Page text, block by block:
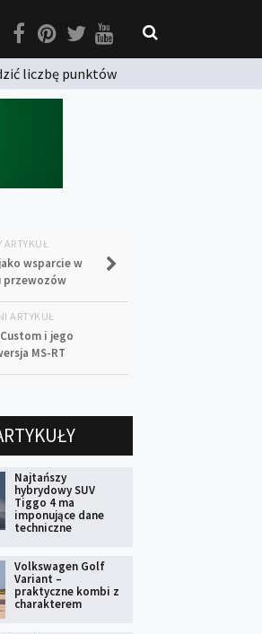
liczbę punktów
ARTYKUŁ
wsparcie w
przewozów
ARTYKUŁ
i jego
MS-RT
Najtańszy
hybrydowy SUV
Tiggo 4 ma
imponujące dane
techniczne
Volkswagen Golf
Variant –
praktyczne kombi z
charakterem